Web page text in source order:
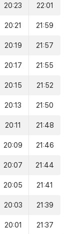
20:23 22:01
20:21 21:59
20:19 21:57
20:17 21:55
20:15 21:52
20:13 21:50
20:11 21:48
20:09 21:46
20:07 21:44
20:05 21:41
20:03 21:39
20:01 21:37